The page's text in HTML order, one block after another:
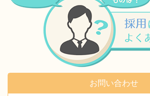
お問い合わせ